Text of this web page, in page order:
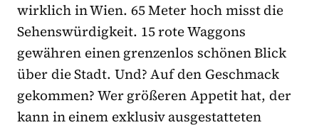
wirklich in Wien. 65 Meter hoch misst die
Sehenswürdigkeit. 15 rote Waggons
gewähren einen grenzenlos schönen Blick
über die Stadt. Und? Auf den Geschmack
gekommen? Wer größeren Appetit hat, der
kann in einem exklusiv ausgestatteten